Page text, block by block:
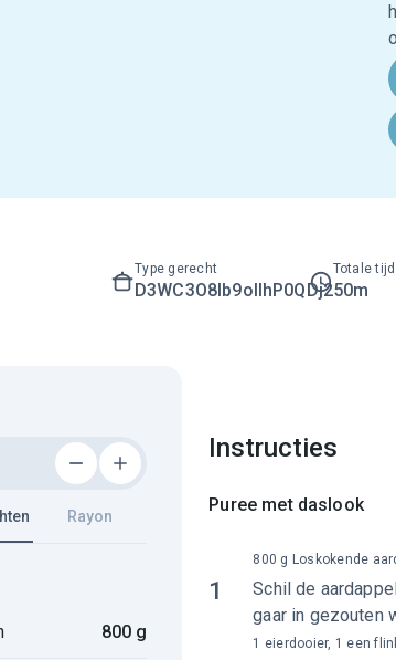
Type gerecht
D3WC3O8lb9ollhP0QDj2
Totale tijd
50m
Rayon
800 g
Instructies
Puree met daslook
1
Schil de
gaar in gezouten
800 g Loskokende
1 eierdooier, 1 een